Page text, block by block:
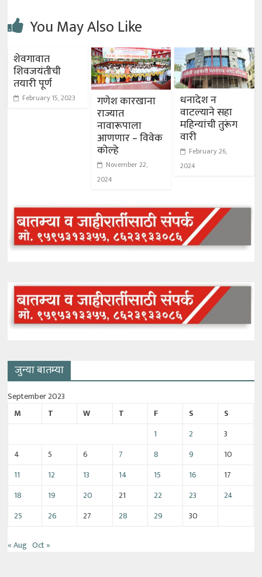
You May Also Like
शेवगावात
शिवजयंतीची
तयारी पूर्ण
February 15, 2023 गणेश कारखाना
राज्यात
नावारूपाला
आणणार – विवेक
कोल्हे
November 22,
2024
धनादेश न
वाटल्याने सहा
महिन्यांची तुरूंग
वारी
February 26,
2024
जुन्या बातम्या
September 2023
M
T W T F S
S
1
2
3
4
5 6 7 8 9
10
11
12 13 14 15 16
17
18
19 20 21 22 23
24
25
26 27 28 29 30
« Aug Oct »